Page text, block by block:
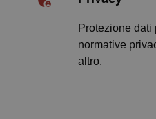
Protezione dati
normative
altro.
Necessari
I cookie necessari
sito web abilitandone